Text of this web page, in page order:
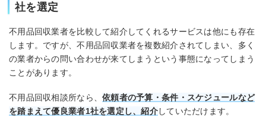
社を選定
不用品回収業者を比較して紹介してくれるサービスは他にも存在
します。ですが、不用品回収業者を複数紹介されてしまい、多く
の業者からの問い合わせが来てしまうという事態になってしまう
ことがあります。
不用品回収相談所なら、依頼者の予算・条件・スケジュールなど
を踏まえて優良業者1社を選定し、紹介していただけます。